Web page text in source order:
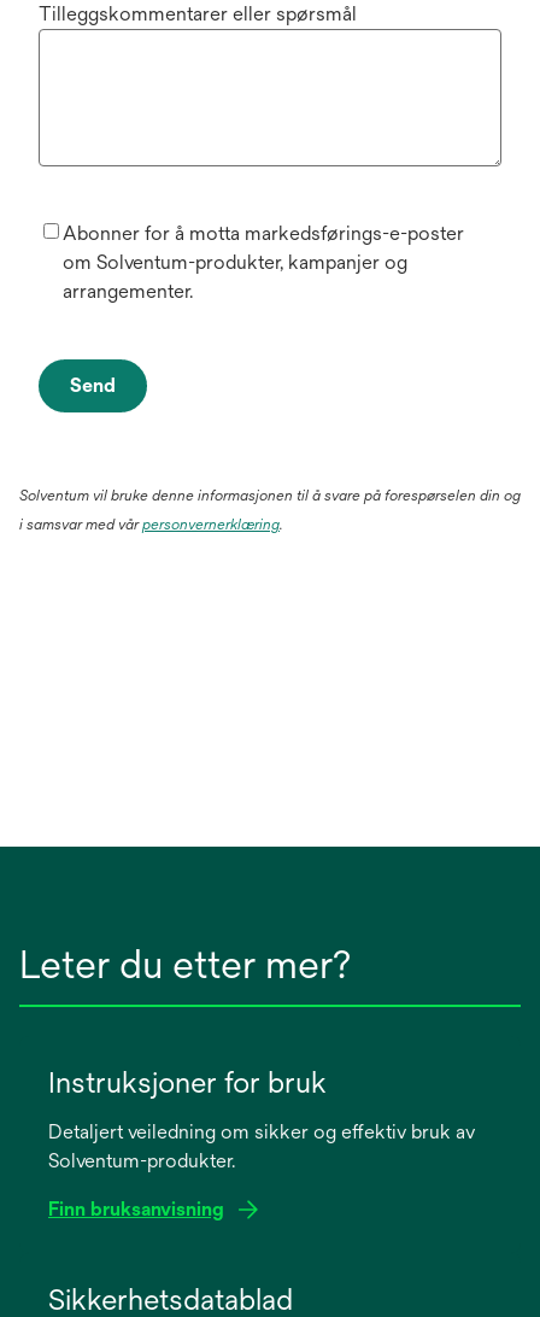
Tilleggskommentarer eller spørsmål
Abonner for å motta markedsførings-e-poster
om Solventum-produkter, kampanjer og
arrangementer.
Send
Solventum vil bruke denne informasjonen til å svare på forespørselen din og
i samsvar med vårpersonvernerklæring.
Leter du etter mer?
Instruksjoner for bruk
Detaljert veiledning om sikker og effektiv bruk av
Solventum-produkter.
Finn bruksanvisning
Sikkerhetsdatablad